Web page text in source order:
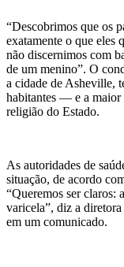
“Descobrimos que os
exatamente o que eles
não discernimos com
de um menino”. O
a cidade de Asheville,
habitantes — e a maior
religião do Estado.
As autoridades de
situação, de acordo
“Queremos ser claros:
varicela”, diz a
em um comunicado.